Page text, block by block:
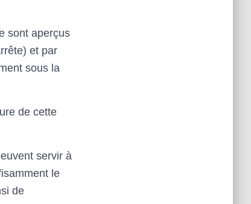
sont aperçus
et par
sous la
de cette
servir à
le
de